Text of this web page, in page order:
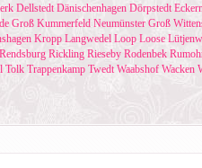
Dellstedt Dänischenhagen Dörpstedt
Groß Kummerfeld Neumünster Groß
Kropp Langwedel Loop Loose
Rendsburg Rickling Rieseby Rodenbek
Tolk Trappenkamp Twedt Waabshof Wacken